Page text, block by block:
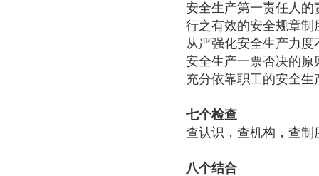
安全生产第一责任人的
行之有效的安全规章制
从严强化安全生产力度
安全生产一票否决的原
充分依靠职工的安全
七个检查
查认识，查机构，查
八个结合